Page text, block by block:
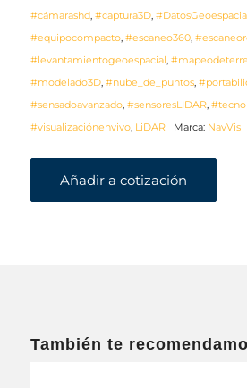
#cámarashd, #captura3D,
#equipocompacto, #escaneo360,
#levantamientogeoespacial
#modelado3D, #nube_de_puntos,
#sensadoavanzado, #sensoresLIDAR,
#visualizaciónenvivo, LiDAR Marca: NavVis
Añadir a cotización
También te